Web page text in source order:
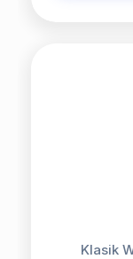
Klasik